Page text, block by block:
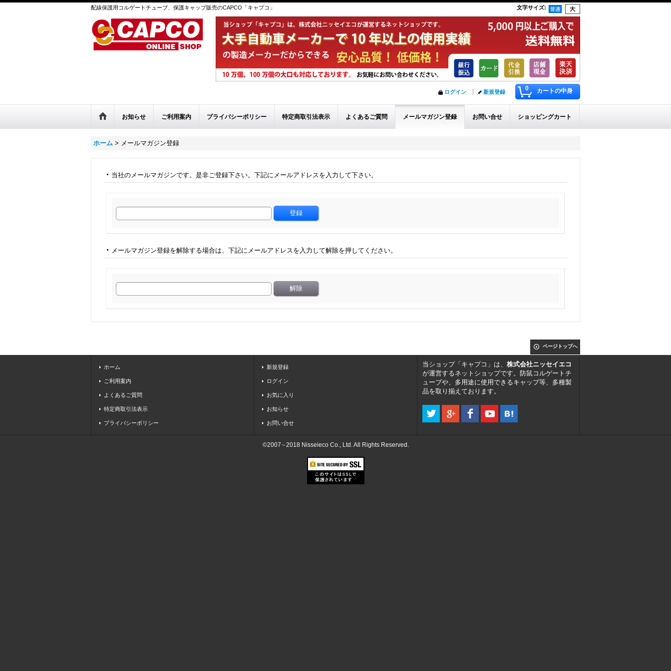
配線保護用コルゲートチューブ、保護キャップ販売のCAPCO「キャプコ」 文字サイズ:
0 カートの中身
ログイン 新規登録
お知らせ ご利用案内 プライバシーポリシー 特定商取引法表示 よくあるご質問 メールマガジン登録 お問い合せ ショッピングカート
ホーム > メールマガジン登録
当社のメールマガジンです。是非ご登録下さい。下記にメールアドレスを入力して下さい。
メールマガジン登録を解除する場合は、下記にメールアドレスを入力して解除を押してください。
ページトップへ
ホーム
ご利用案内
よくあるご質問
特定商取引法表示
プライバシーポリシー
新規登録
ログイン
お気に入り
お知らせ
お問い合せ
当ショップ「キャプコ」は、 株式会社ニッセイエコ
が運営するネットショップです。防鼠コルゲートチ
ューブや、多用途に使用できるキャップ等、多種製
品を取り揃えております。
©2007∼2018 Nisseieco Co., Ltd. All Rights Reserved.